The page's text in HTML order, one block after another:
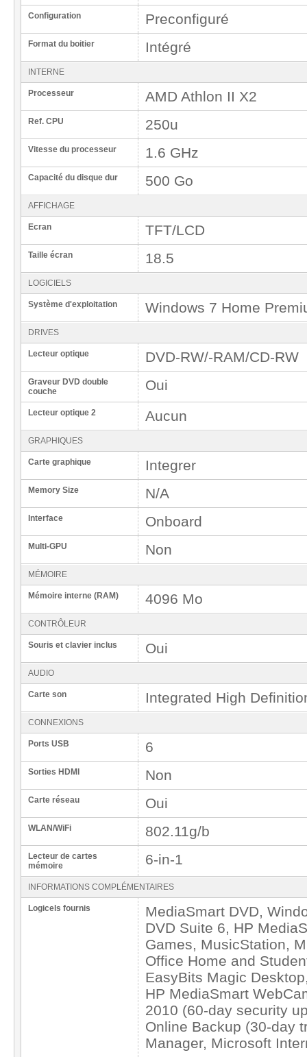
Configuration Preconfiguré
Format du boitier Intégré
INTERNE
Processeur AMD Athlon II X2
Ref. CPU 250u
Vitesse du processeur 1.6 GHz
Capacité du disque dur 500 Go
AFFICHAGE
Ecran TFT/LCD
Taille écran 18.5
LOGICIELS
Système d'exploitation Windows 7 Home
DRIVES
Lecteur optique DVD-RW/-RAM/CD-RW
Graveur DVD double
couche
Oui
Lecteur optique 2 Aucun
GRAPHIQUES
Carte graphique Integrer
Memory Size N/A
Interface Onboard
Multi-GPU Non
MÉMOIRE
Mémoire interne (RAM) 4096 Mo
CONTRÔLEUR
Souris et clavier inclus Oui
AUDIO
Carte son Integrated High
CONNEXIONS
Ports USB 6
Sorties HDMI Non
Carte réseau Oui
WLAN/WiFi 802.11g/b
Lecteur de cartes
mémoire
6-in-1
INFORMATIONS COMPLÉMENTAIRES
Logicels fournis
MediaSmart DVD,
DVD Suite 6, HP
Games, MusicStation,
Office Home and
EasyBits Magic
HP MediaSmart
2010 (60-day security
Online Backup (30-day
Manager, Microsoft